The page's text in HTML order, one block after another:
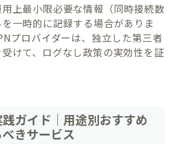
上最小限必要な情報（同時接続数
一時的に記録する場合がありま
プロバイダーは、独立した第三者
けて、ログなし政策の実効性を証
ガイド｜用途別おすすめ
きサービス